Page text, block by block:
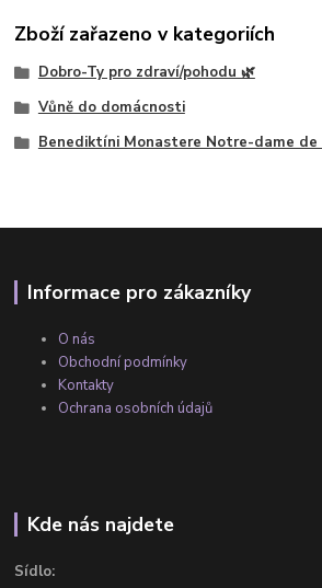
Zboží zařazeno v kategoriích
Dobro-Ty pro zdraví/pohodu 🌿
Vůně do domácnosti
Benediktíni Monastere Notre-dame de
Informace pro zákazníky
O nás
Obchodní podmínky
Kontakty
Ochrana osobních údajů
Kde nás najdete
Sídlo: